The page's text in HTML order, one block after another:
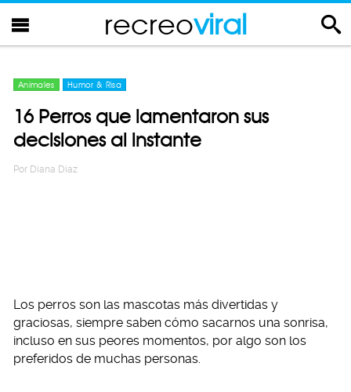
recreoviral
Animales Humor & Risa
16 Perros que lamentaron sus
decisiones al instante
Por Diana Diaz
Los perros son las mascotas más divertidas y
graciosas, siempre saben cómo sacarnos una sonrisa,
incluso en sus peores momentos, por algo son los
preferidos de muchas personas.